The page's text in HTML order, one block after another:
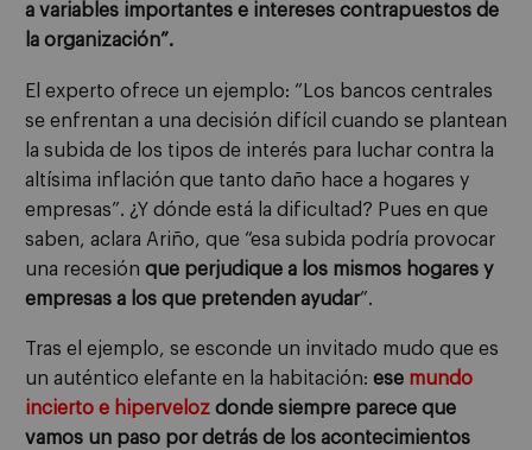
a variables importantes e intereses contrapuestos de
la organización”.
El experto ofrece un ejemplo: “Los bancos centrales
se enfrentan a una decisión difícil cuando se plantean
la subida de los tipos de interés para luchar contra la
altísima inflación que tanto daño hace a hogares y
empresas”. ¿Y dónde está la dificultad? Pues en que
saben, aclara Ariño, que “esa subida podría provocar
una recesión que perjudique a los mismos hogares y
empresas a los que pretenden ayudar”.
Tras el ejemplo, se esconde un invitado mudo que es
un auténtico elefante en la habitación: ese mundo
incierto e hiperveloz donde siempre parece que
vamos un paso por detrás de los acontecimientos